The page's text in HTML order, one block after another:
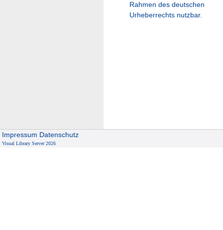
Rahmen des deutschen
Urheberrechts nutzbar.
Impressum Datenschutz
Visual Library Server 2026